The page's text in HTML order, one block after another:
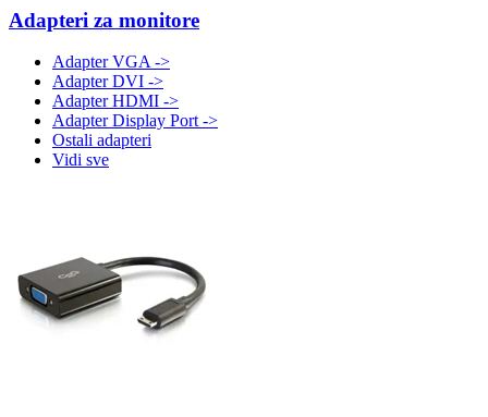
Adapteri za monitore
Adapter VGA ->
Adapter DVI ->
Adapter HDMI ->
Adapter Display Port ->
Ostali adapteri
Vidi sve